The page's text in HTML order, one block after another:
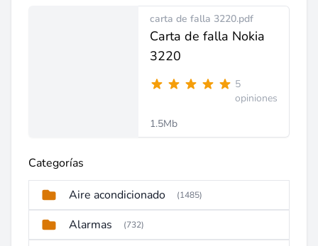
carta de falla 3220.pdf
Carta de falla Nokia
3220
5
opiniones
1.5Mb
Categorías
Aire acondicionado (1485)
Alarmas (732)